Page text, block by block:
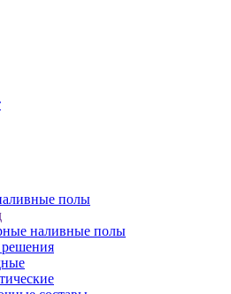
полы
наливные полы